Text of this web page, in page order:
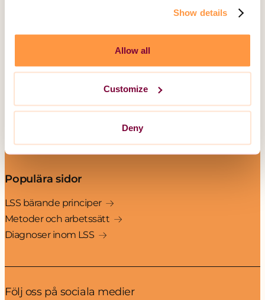
Show details
Allow all
Customize
Deny
Om LSS
Jobba hos oss
Populära sidor
LSS bärande principer
Metoder och arbetssätt
Diagnoser inom LSS
Följ oss på sociala medier